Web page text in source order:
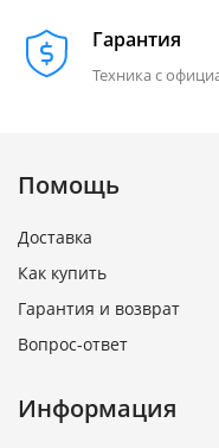
Гарантия
Техника с
Помощь
Доставка
Как купить
Гарантия и возврат
Вопрос-ответ
Информация